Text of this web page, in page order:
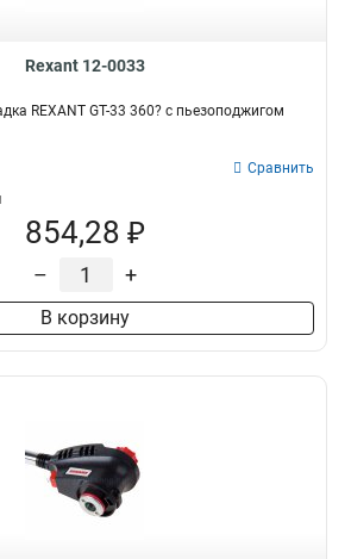
Rexant 12-0033
REXANT GT-33 360? с пьезоподжигом
Сравнить
854,28 ₽
– +
В корзину